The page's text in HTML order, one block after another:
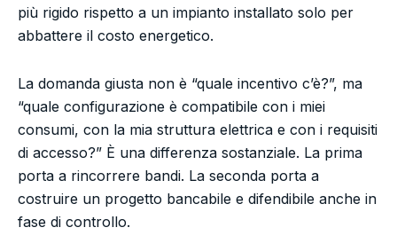
più rigido rispetto a un impianto installato solo per
abbattere il costo energetico.
La domanda giusta non è “quale incentivo c’è?”, ma
“quale configurazione è compatibile con i miei
consumi, con la mia struttura elettrica e con i requisiti
di accesso?” È una differenza sostanziale. La prima
porta a rincorrere bandi. La seconda porta a
costruire un progetto bancabile e difendibile anche in
fase di controllo.